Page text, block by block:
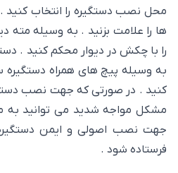
محل نصب دستگیره را انتخاب
ها را علامت بزنید . به وسیله مته
را با چکش در دیوار محکم کنید .
به وسیله پیچ های همراه دستگیره
کنید . در صورتی که جهت نصب
مشکل مواجه شدید می توانید به
جهت نصب اصولی و ایمن
فرستاده شود .